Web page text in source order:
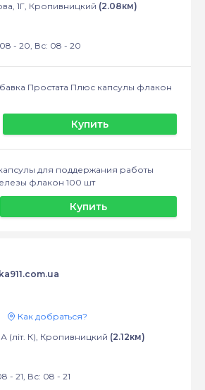
1Г, Кропивницкий (2.08км)
- 20, Вс: 08 - 20
Простата Плюс капсулы флакон
Купить
для поддержания работы
флакон 100 шт
Купить
Как добраться?
(літ. К), Кропивницкий (2.12км)
- 21, Вс: 08 - 21